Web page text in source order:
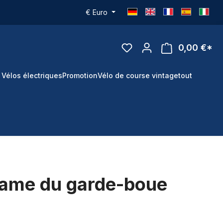
€ Euro
0,00 €*
électriquesPromotionVélo de course vintagetout
du garde-boue